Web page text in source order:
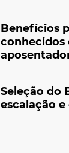
Benefícios
conhecidos
Seleção do
escalação